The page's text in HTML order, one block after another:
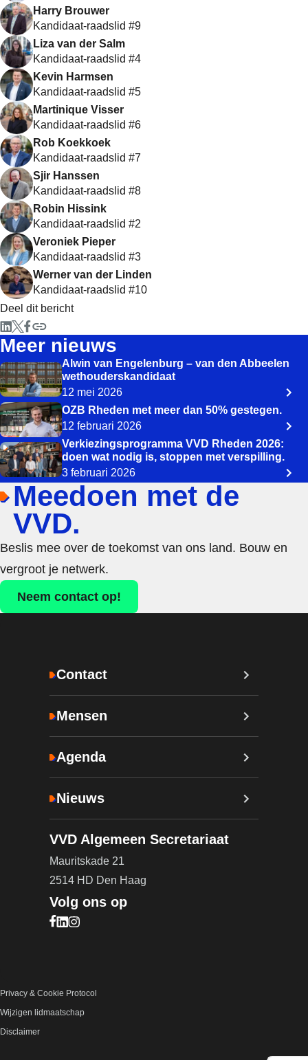
Harry Brouwer
Kandidaat-raadslid #9
Liza van der Salm
Kandidaat-raadslid #4
Kevin Harmsen
Kandidaat-raadslid #5
Martinique Visser
Kandidaat-raadslid #6
Rob Koekkoek
Kandidaat-raadslid #7
Sjir Hanssen
Kandidaat-raadslid #8
Robin Hissink
Kandidaat-raadslid #2
Veroniek Pieper
Kandidaat-raadslid #3
Werner van der Linden
Kandidaat-raadslid #10
Deel dit bericht
Meer nieuws
Alwin van Engelenburg – van den Abbeelen
wethouderskandidaat
12 mei 2026
OZB Rheden met meer dan 50% gestegen.
12 februari 2026
Verkiezingsprogramma VVD Rheden 2026:
doen wat nodig is, stoppen met verspilling.
3 februari 2026
Meedoen met de
VVD.
Beslis mee over de toekomst van ons land. Bouw en
vergroot je netwerk.
Neem contact op!
Contact
Mensen
Agenda
Nieuws
VVD Algemeen Secretariaat
Mauritskade 21
2514 HD Den Haag
Volg ons op
Bezoek onze Facebook pagina (opent in nieuw
Bezoek onze LinkedIn pagina (opent in nieuw
Bezoek onze Instagram pagina (opent in
Privacy & Cookie Protocol
Wijzigen lidmaatschap
Disclaimer